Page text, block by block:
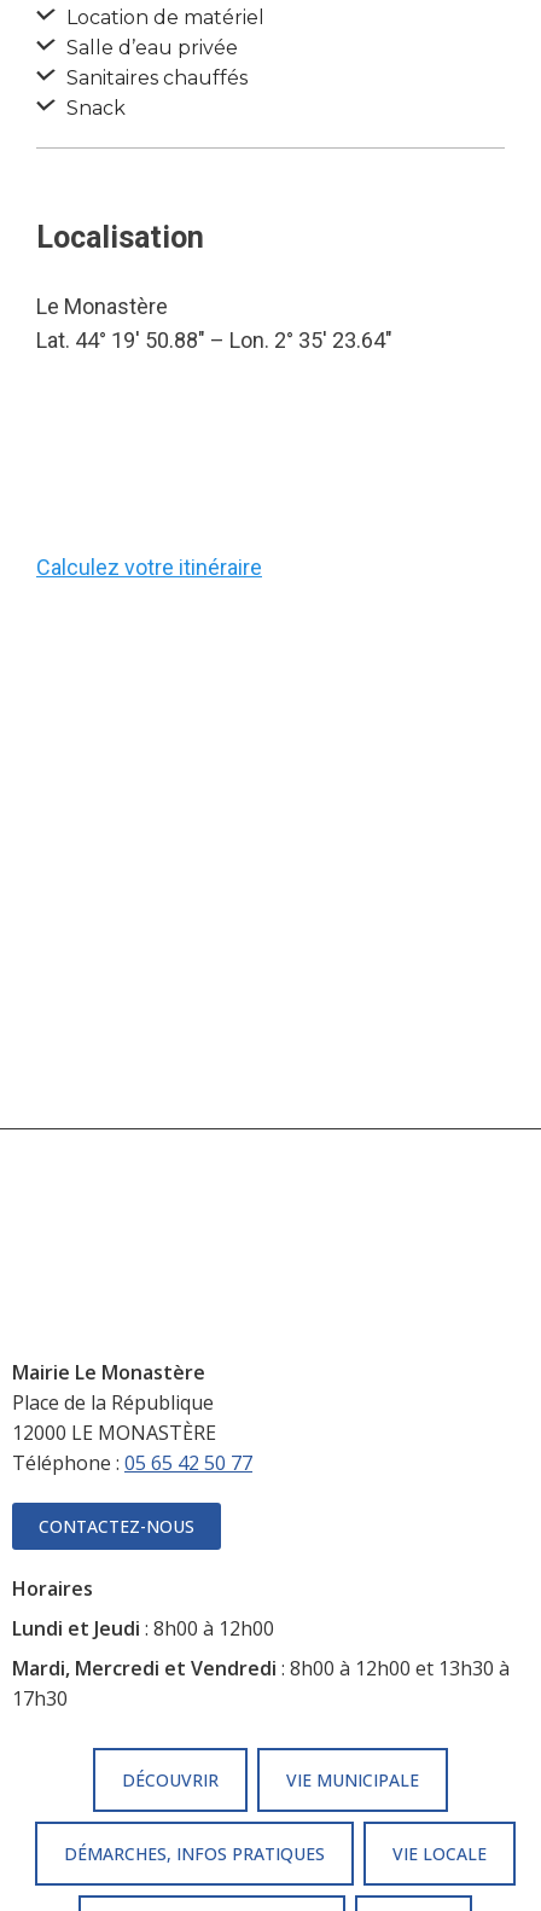
Location de matériel
Salle d’eau privée
Sanitaires chauffés
Snack
Localisation
Le Monastère
Lat. 44° 19′ 50.88″ – Lon. 2° 35′ 23.64″
Calculez votre itinéraire
Mairie Le Monastère
Place de la République
12000 LE MONASTÈRE
Téléphone : 05 65 42 50 77
CONTACTEZ-NOUS
Horaires
Lundi et Jeudi : 8h00 à 12h00
Mardi, Mercredi et Vendredi : 8h00 à 12h00 et 13h30 à
17h30
DÉCOUVRIR VIE MUNICIPALE
DÉMARCHES, INFOS PRATIQUES VIE LOCALE